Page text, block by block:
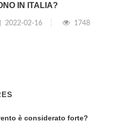
IN ITALIA?
2022-02-16 1748
è considerato forte?